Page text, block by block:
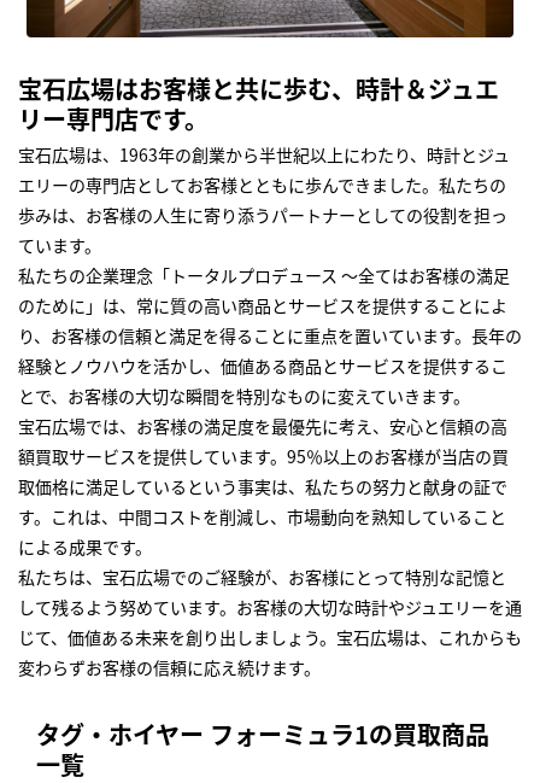
宝石広場はお客様と共に歩む、時計＆ジュエ
リー専門店です。
宝石広場は、1963年の創業から半世紀以上にわたり、時計とジュ
エリーの専門店としてお客様とともに歩んできました。私たちの
歩みは、お客様の人生に寄り添うパートナーとしての役割を担っ
ています。
私たちの企業理念「トータルプロデュース ～全てはお客様の満足
のために」は、常に質の高い商品とサービスを提供することによ
り、お客様の信頼と満足を得ることに重点を置いています。長年の
経験とノウハウを活かし、価値ある商品とサービスを提供するこ
とで、お客様の大切な瞬間を特別なものに変えていきます。
宝石広場では、お客様の満足度を最優先に考え、安心と信頼の高
額買取サービスを提供しています。95％以上のお客様が当店の買
取価格に満足しているという事実は、私たちの努力と献身の証で
す。これは、中間コストを削減し、市場動向を熟知していること
による成果です。
私たちは、宝石広場でのご経験が、お客様にとって特別な記憶と
して残るよう努めています。お客様の大切な時計やジュエリーを通
じて、価値ある未来を創り出しましょう。宝石広場は、これからも
変わらずお客様の信頼に応え続けます。
タグ・ホイヤー フォーミュラ1の買取商品
一覧